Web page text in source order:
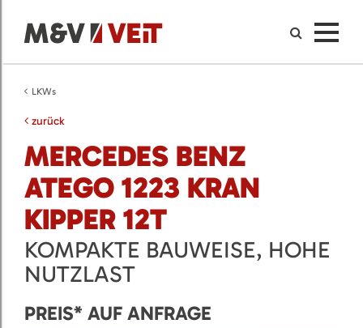
LKWs
zurück
MERCEDES BENZ
ATEGO 1223 KRAN
KIPPER 12T
KOMPAKTE BAUWEISE, HOHE
NUTZLAST
PREIS* AUF ANFRAGE